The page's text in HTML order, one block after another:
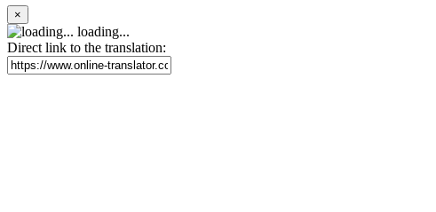
×
loading...
Direct link to the translation: